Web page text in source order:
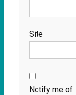
Site
Notify me of